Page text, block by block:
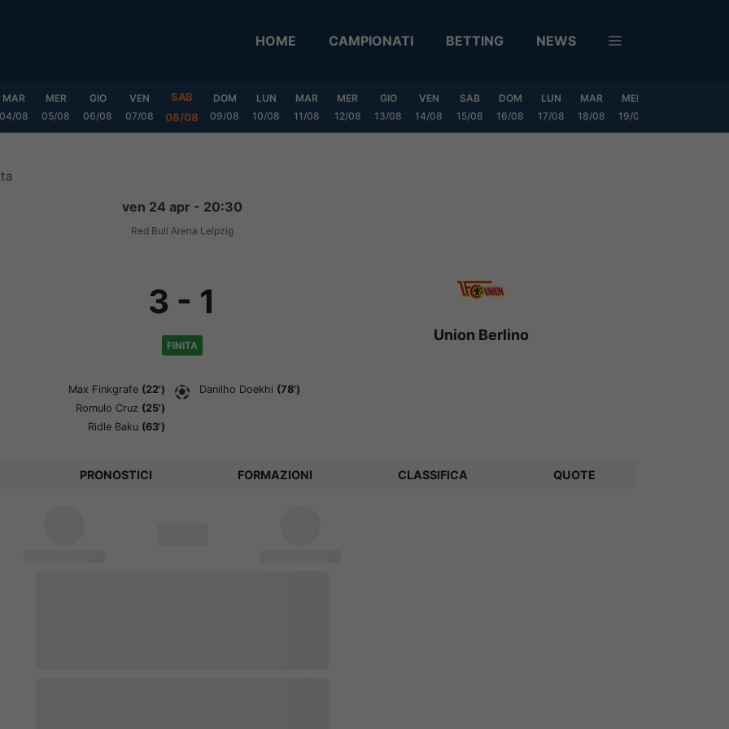
HOME CAMPIONATI BETTING NEWS
MAR
04/08
MER
05/08
GIO
06/08
VEN
07/08
SAB
08/08
DOM
09/08
LUN
10/08
MAR
11/08
MER
12/08
GIO
13/08
VEN
14/08
SAB
15/08
DOM
16/08
LUN
17/08
MAR
18/08
MER
19/08
ven 24 apr - 20:30
Red Bull Arena Leipzig
3 - 1
FINITA
Union Berlino
Max Finkgrafe (22')
Romulo Cruz (25')
Ridle Baku (63')
Danilho Doekhi (78')
PRONOSTICI FORMAZIONI CLASSIFICA QUOTE